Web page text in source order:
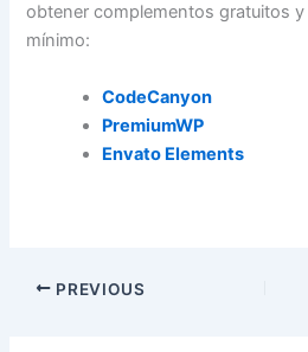
obtener complementos gratuitos
mínimo:
CodeCanyon
PremiumWP
Envato Elements
PREVIOUS